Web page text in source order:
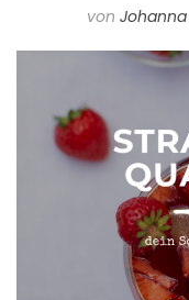
von Johanna